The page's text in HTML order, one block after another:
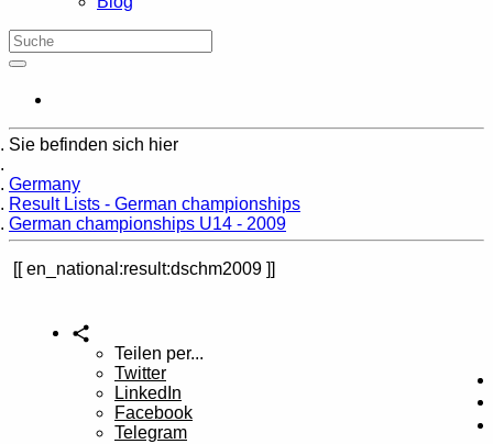
Sie befinden sich hier
Germany
Result Lists - German championships
German championships U14 - 2009
en_national:result:dschm2009
Teilen per...
Twitter
LinkedIn
Facebook
Telegram